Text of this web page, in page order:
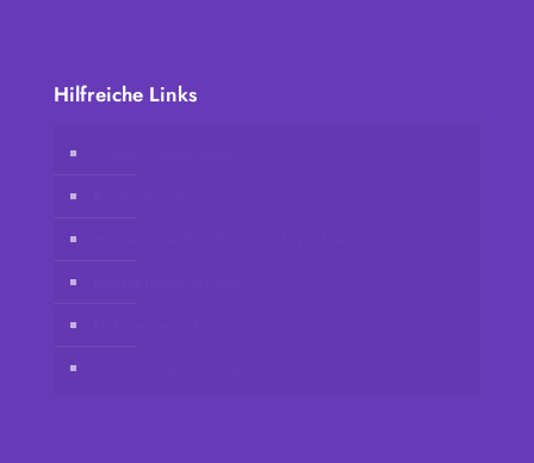
Hilfreiche Links